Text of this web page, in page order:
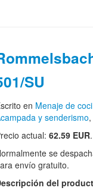
SU
en Menaje de
y senderismo,
actual: 62.59 EUR.
se
envío gratuito.
del